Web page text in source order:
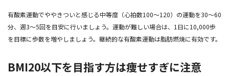
有酸素運動でややきついと感じる中等度（心拍数100～120）の運動を30～60
分、週3〜5回を目安に行いましょう。運動が難しい場合は、1日に10,000歩
を目標に歩数を増やしましょう。継続的な有酸素運動は脂肪燃焼に有効です。
BMI20以下を目指す方は痩せすぎに注意